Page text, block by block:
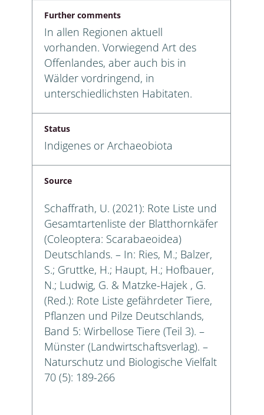
Further comments
In allen Regionen aktuell
vorhanden. Vorwiegend Art des
Offenlandes, aber auch bis in
Wälder vordringend, in
unterschiedlichsten Habitaten.
Status
Indigenes or Archaeobiota
Source
Schaffrath, U. (2021): Rote Liste und
Gesamtartenliste der Blatthornkäfer
(Coleoptera: Scarabaeoidea)
Deutschlands. – In: Ries, M.; Balzer,
S.; Gruttke, H.; Haupt, H.; Hofbauer,
N.; Ludwig, G. & Matzke-Hajek , G.
(Red.): Rote Liste gefährdeter Tiere,
Pflanzen und Pilze Deutschlands,
Band 5: Wirbellose Tiere (Teil 3). –
Münster (Landwirtschaftsverlag). –
Naturschutz und Biologische Vielfalt
70 (5): 189-266